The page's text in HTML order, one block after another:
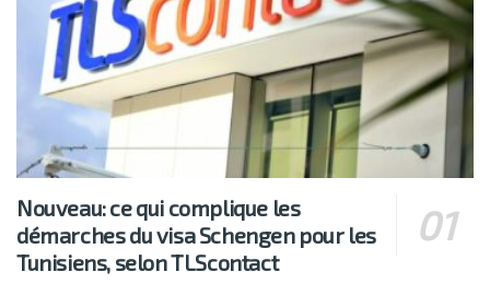
Nouveau: ce qui complique les
démarches du visa Schengen pour les
Tunisiens, selon TLScontact